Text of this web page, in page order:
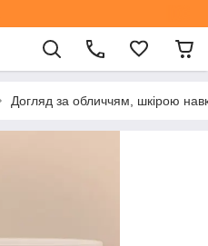
Догляд за обличчям, шкірою